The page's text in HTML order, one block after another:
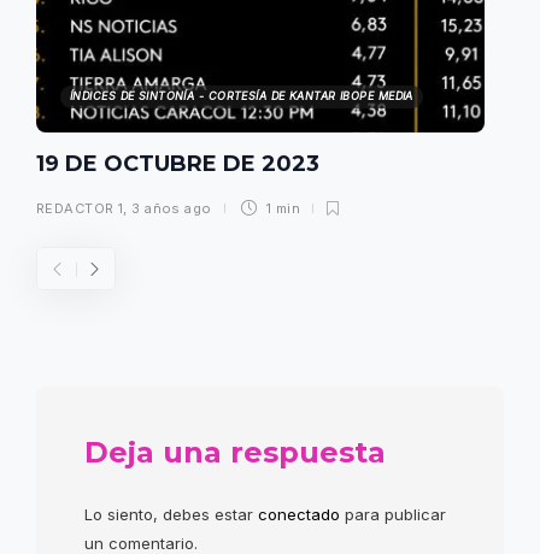
ÍNDICES DE SINTONÍA - CORTESÍA DE KANTAR IBOPE MEDIA
19 DE OCTUBRE DE 2023
REDACTOR 1, 3 años ago 1 min
Deja una respuesta
Lo siento, debes estar conectado para publicar
un comentario.